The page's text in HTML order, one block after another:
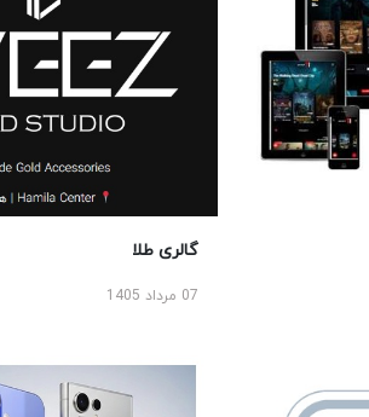
گالری طلا
07 مرداد 1405